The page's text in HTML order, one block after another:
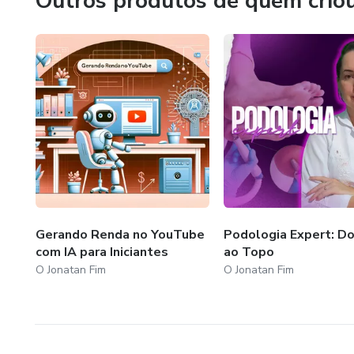
Basta entrar em contato. Será um prazer mostrar como
mesmo tempo, fortalecer sua presença online de forma
que aprendi e ajudar você a atingir resultados que
Vamos construir juntos o próximo capítulo do seu
Gerando Renda no YouTube
com IA para Iniciantes
O Jonatan Fim
Podologia Expert:
ao Topo
O Jonatan Fim